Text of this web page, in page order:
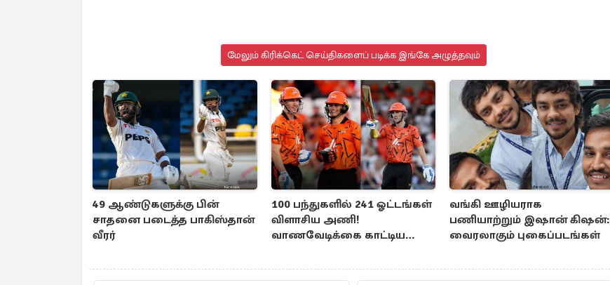
மேலும் கிரிக்கெட் செய்திகளைப் படிக்க இங்கே அழுத்தவும்
49 ஆண்டுகளுக்கு பின்
சாதனை படைத்த பாகிஸ்தான்
வீரர்
100 பந்துகளில் 241 ஓட்டங்கள்
விளாசிய அணி!
வாணவேடிக்கை காட்டிய
வங்கி ஊழியராக
பணியாற்றும் இஷான் கிஷன்:
வைரலாகும் புகைப்படங்கள்